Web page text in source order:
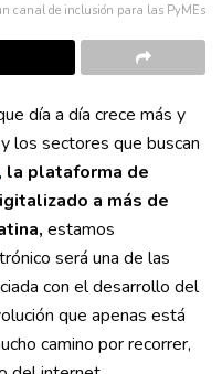
canal de inclusión para las PyMEs
día a día crece más y
los sectores que buscan
, la plataforma de
a más de
estamos
será una de las
con el desarrollo del
que apenas está
camino por recorrer,